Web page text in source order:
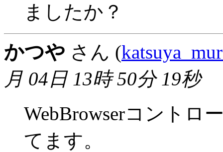
ましたか？
かつや さん (
月 04日 13時 50分 19秒
WebBrowserコントロ
てます。